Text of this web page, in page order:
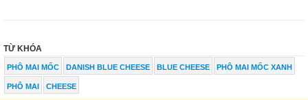
TỪ KHÓA
PHÔ MAI MỐC DANISH BLUE CHEESE BLUE CHEESE PHÔ MAI MỐC XANH
PHÔ MAI CHEESE